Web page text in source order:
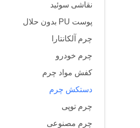
نقاشی سوئید
پوست PU بدون حلال
چرم آلکانتارا
چرم خودرو
کفش مواد چرم
دستکش چرم
چرم توپی
چرم مصنوعی